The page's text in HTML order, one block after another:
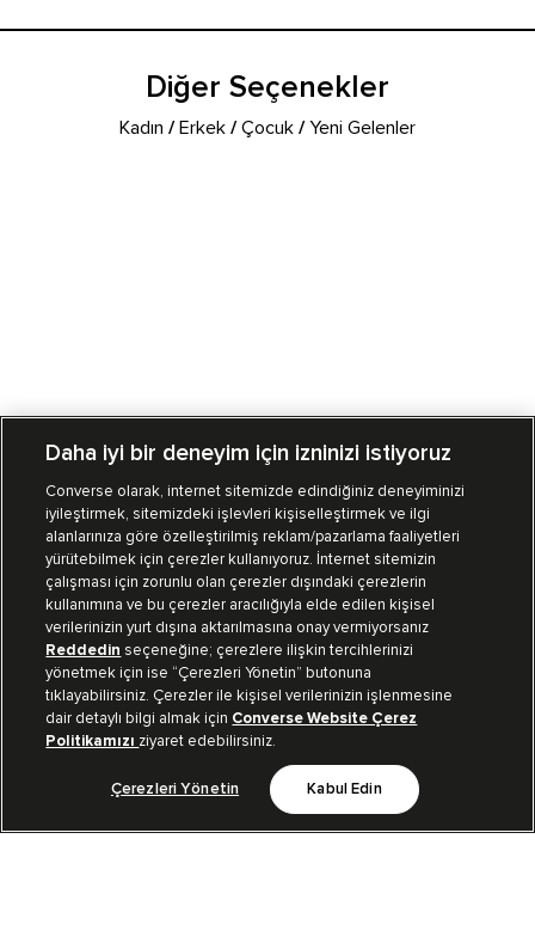
Diğer Seçenekler
Kadın /Erkek /Çocuk /Yeni Gelenler
Mağazalarımız Sipariş Takibi
Müşteri İlişkileri
Koleksiyon
Kurumsal
Bizi Takip Et
Daha iyi bir deneyim için izninizi istiyoruz
Converse olarak, internet sitemizde edindiğiniz deneyiminizi
iyileştirmek, sitemizdeki işlevleri kişiselleştirmek ve ilgi
alanlarınıza göre özelleştirilmiş reklam/pazarlama faaliyetleri
yürütebilmek için çerezler kullanıyoruz. İnternet sitemizin
çalışması için zorunlu olan çerezler dışındaki çerezlerin
kullanımına ve bu çerezler aracılığıyla elde edilen kişisel
verilerinizin yurt dışına aktarılmasına onay vermiyorsanız
Reddedin seçeneğine; çerezlere ilişkin tercihlerinizi
yönetmek için ise “Çerezleri Yönetin” butonuna
tıklayabilirsiniz. Çerezler ile kişisel verilerinizin işlenmesine
dair detaylı bilgi almak için Converse Website Çerez
Politikamızı ziyaret edebilirsiniz.
Çerezleri Yönetin Kabul Edin